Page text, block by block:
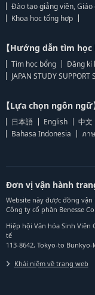
Đào tạo giảng viên, Giáo
Khoa học tổng hợp
【Hướng dẫn tìm học
Tìm học bổng
Đăng kí
JAPAN STUDY
【Lựa chọn ngôn ngữ
日本語 English 中文
Bahasa Indonesia
ภา
Đơn vị vận hành
Website này được đồng vận
Công ty cổ phần Benesse
Hiệp hội Văn hóa Sinh Viên
tế
113-8642, Tokyo-to
Khái niệm về trang web